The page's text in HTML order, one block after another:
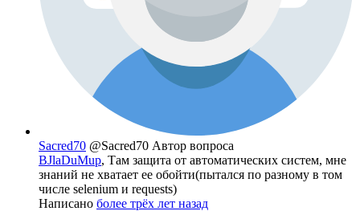
Sacred70 @Sacred70 Автор вопроса
BJlaDuMup, Там защита от автоматических систем, мне
знаний не хватает ее обойти(пытался по разному в том
числе selenium и requests)
Написано более трёх лет назад